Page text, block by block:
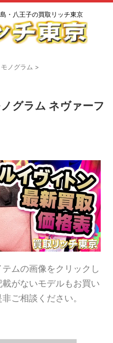
・八王子の買取リッチ東京
モノグラム >
グラム ネヴァーフ
ムの画像をクリックし
がないモデルもお買い
ご相談ください。